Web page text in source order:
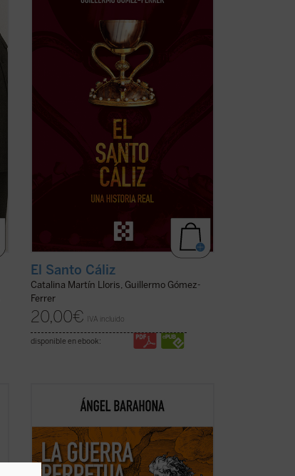
a Tierra Santa hasta los depósitos
El Santo Cáliz. Una historia real
recorre más de dos mil años de historia,
fe y poder a través del objeto sagrado
más buscado del cristianismo. Esta ...
El Santo Cáliz
Catalina Martín Lloris, Guillermo Gómez-
Ferrer
20,00€ IVA incluido
disponible en ebook:
Las preguntas que surgen en este
hostilidad guerrera ha sido un hecho
constatable, permanente a lo largo de la
historia de la humanidad y podemos
sospechar que lo seguirá siendo? ¿Por